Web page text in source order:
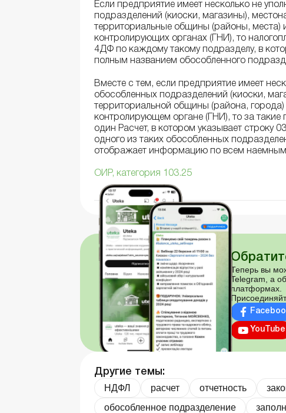
Если предприятие имеет несколько не
подразделений (киоски, магазины),
территориальные общины (районы, места)
контролирующих органах (ГНИ), то
4ДФ по каждому такому подразделу, в
полным названием обособленного
Вместе с тем, если предприятие имеет
обособленных подразделений (киоски,
территориальной общины (района, города)
контролирующем органе (ГНИ), то за такие
один Расчет, в котором указывает строку
одного из таких обособленных
отображает информацию по всем наемным
ОИР, категория 103.25
Теперь вы
Telegram, а
платформах.
YouTube
Другие темы:
НДФЛ расчет отчетность
обособленное подразделение